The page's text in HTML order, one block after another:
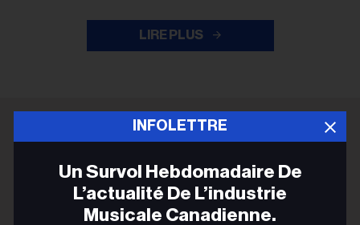
INFOLETTRE
Un Survol Hebdomadaire De
L’actualité De L’industrie
Musicale Canadienne.
LIRE PLUS